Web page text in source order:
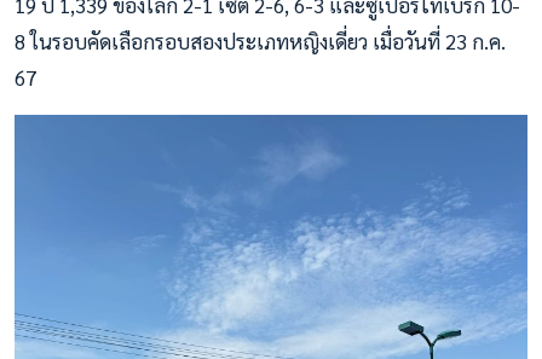
8 ในรอบคัดเลือกรอบสองประเภทหญิงเดี่ยว เมื่อวันที่ 23 ก.ค.
67